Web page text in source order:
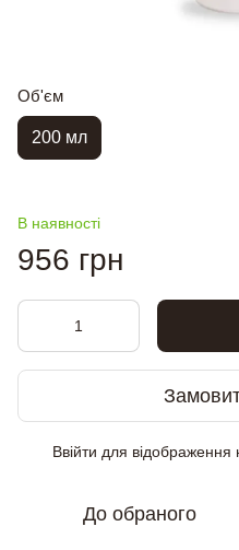
Об'єм
200 мл
В наявності
956 грн
Ввійти для відображення
До обраного